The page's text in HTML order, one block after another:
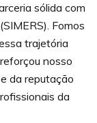
sólida com
Fomos
trajetória
nosso
da reputação
da